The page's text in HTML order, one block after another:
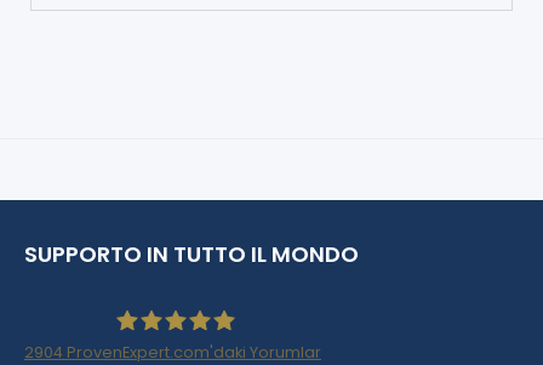
SUPPORTO IN TUTTO IL MONDO
2904 ProvenExpert.com'daki Yorumlar